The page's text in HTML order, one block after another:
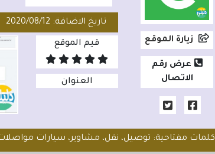
زيارة الموقع
عرض رقم
الاتصال
تاريخ الاضافة: 2020/08/12
قيم الموقع
العنوان
كلمات مفتاحية: توصيل، نقل، مشاوير، سيارات